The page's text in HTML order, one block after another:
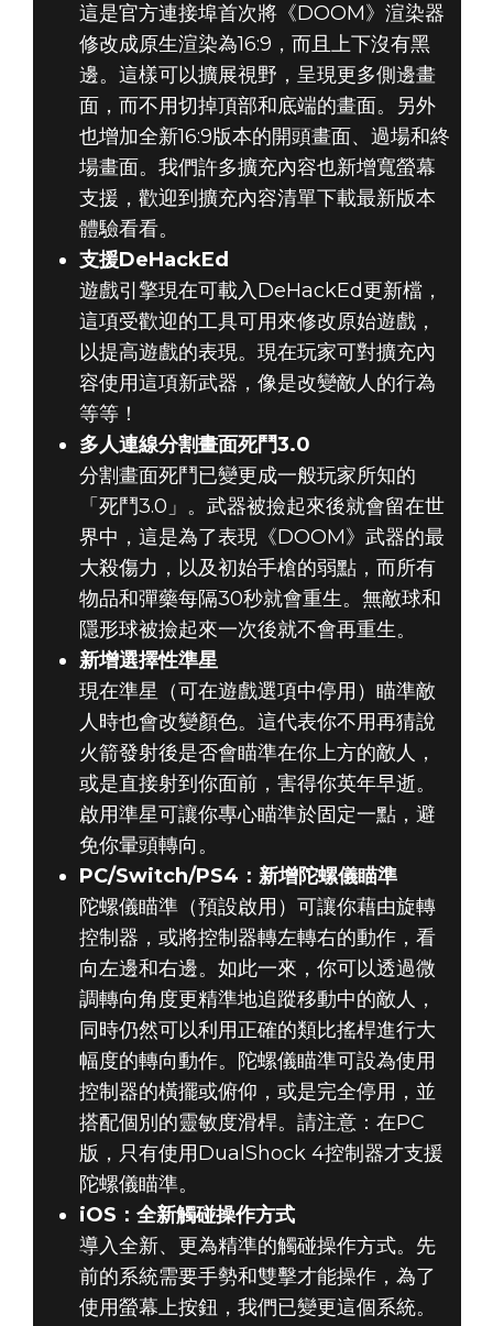
這是官方連接埠首次將《DOOM》渲染器
修改成原生渲染為16:9，而且上下沒有黑
邊。這樣可以擴展視野，呈現更多側邊畫
面，而不用切掉頂部和底端的畫面。另外
也增加全新16:9版本的開頭畫面、過場和終
場畫面。我們許多擴充內容也新增寬螢幕
支援，歡迎到擴充內容清單下載最新版本
體驗看看。
支援DeHackEd
遊戲引擎現在可載入DeHackEd更新檔，
這項受歡迎的工具可用來修改原始遊戲，
以提高遊戲的表現。現在玩家可對擴充內
容使用這項新武器，像是改變敵人的行為
等等！
多人連線分割畫面死鬥3.0
分割畫面死鬥已變更成一般玩家所知的
「死鬥3.0」。武器被撿起來後就會留在世
界中，這是為了表現《DOOM》武器的最
大殺傷力，以及初始手槍的弱點，而所有
物品和彈藥每隔30秒就會重生。無敵球和
隱形球被撿起來一次後就不會再重生。
新增選擇性準星
現在準星（可在遊戲選項中停用）瞄準敵
人時也會改變顏色。這代表你不用再猜說
火箭發射後是否會瞄準在你上方的敵人，
或是直接射到你面前，害得你英年早逝。
啟用準星可讓你專心瞄準於固定一點，避
免你暈頭轉向。
PC/Switch/PS4：新增陀螺儀瞄準
陀螺儀瞄準（預設啟用）可讓你藉由旋轉
控制器，或將控制器轉左轉右的動作，看
向左邊和右邊。如此一來，你可以透過微
調轉向角度更精準地追蹤移動中的敵人，
同時仍然可以利用正確的類比搖桿進行大
幅度的轉向動作。陀螺儀瞄準可設為使用
控制器的橫擺或俯仰，或是完全停用，並
搭配個別的靈敏度滑桿。請注意：在PC
版，只有使用DualShock 4控制器才支援
陀螺儀瞄準。
iOS：全新觸碰操作方式
導入全新、更為精準的觸碰操作方式。先
前的系統需要手勢和雙擊才能操作，為了
使用螢幕上按鈕，我們已變更這個系統。